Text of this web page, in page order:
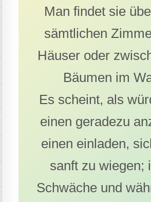
Man findet sie
sämtlichen
Häuser oder
Bäumen im
Es scheint, als
einen geradezu
einen einladen,
sanft zu wiegen;
Schwäche und